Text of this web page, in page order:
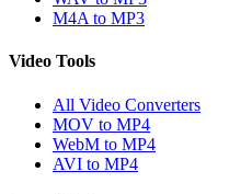
M4A to MP3
Video Tools
All Video Converters
MOV to MP4
WebM to MP4
AVI to MP4